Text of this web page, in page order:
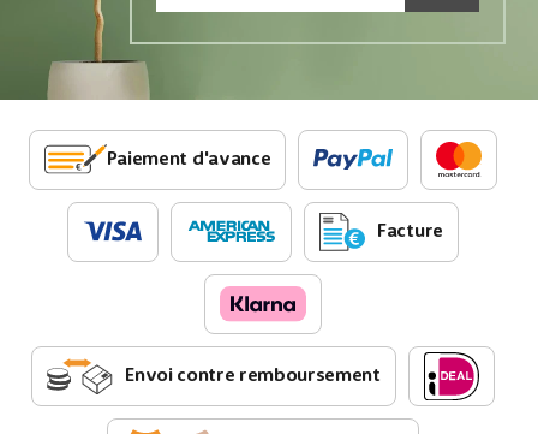
Paiement d'avance
Facture
Envoi contre remboursement